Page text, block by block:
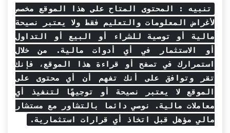
تنبيه : المحتوى المتاح على هذا الموقع مخصص
لأغراض المعلومات والتعليم فقط ولا يعتبر نصيحة
مالية أو توصية للشراء أو البيع أو التداول
أو الاستثمار في أي أدوات مالية. من خلال
استمرارك في تصفح أو قراءة هذا الموقع، فإنك
تقر وتوافق على أنك تفهم أن أي محتوى على
الموقع لا يعتبر نصيحة أو توجيهًا لتنفيذ أي
معاملات مالية. نوصي دائما بالتشاور مع مستشار
مالي مؤهل قبل اتخاذ أي قرارات استثمارية.